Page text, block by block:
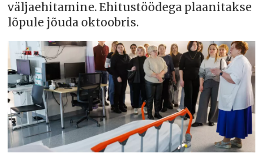
väljaehitamine. Ehitustöödega plaanitakse
lõpule jõuda oktoobris.